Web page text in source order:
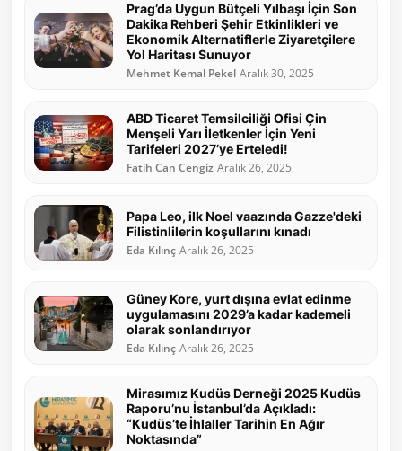
Prag’da Uygun Bütçeli Yılbaşı İçin Son
Dakika Rehberi Şehir Etkinlikleri ve
Ekonomik Alternatiflerle Ziyaretçilere
Yol Haritası Sunuyor
Mehmet Kemal Pekel Aralık 30, 2025
ABD Ticaret Temsilciliği Ofisi Çin
Menşeli Yarı İletkenler İçin Yeni
Tarifeleri 2027’ye Erteledi!
Fatih Can Cengiz Aralık 26, 2025
Papa Leo, ilk Noel vaazında Gazze'deki
Filistinlilerin koşullarını kınadı
Eda Kılınç Aralık 26, 2025
Güney Kore, yurt dışına evlat edinme
uygulamasını 2029’a kadar kademeli
olarak sonlandırıyor
Eda Kılınç Aralık 26, 2025
Mirasımız Kudüs Derneği 2025 Kudüs
Raporu’nu İstanbul’da Açıkladı:
“Kudüs’te İhlaller Tarihin En Ağır
Noktasında”